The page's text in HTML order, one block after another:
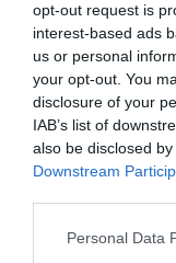
opt-out request is
interest-based ads
us or personal
your opt-out. You
disclosure of your
IAB’s list of
also be disclosed
Downstream
Please note that
Personal Data